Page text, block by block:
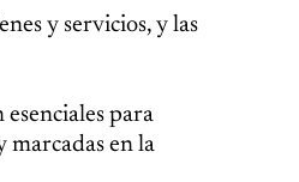
y servicios, y las
para
marcadas en la